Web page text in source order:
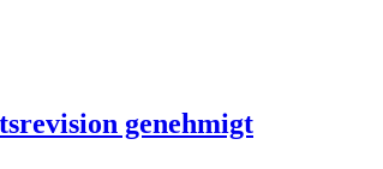
genehmigt